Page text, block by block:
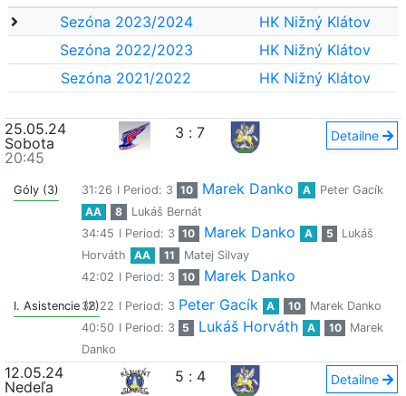
Sezóna 2023/2024
HK Nižný Klátov
Sezóna 2022/2023
HK Nižný Klátov
Sezóna 2021/2022
HK Nižný Klátov
25.05.24
Sobota
20:45
3 : 7 Detailne
Góly (3) 31:26 I Period: 3 10 Marek Danko A
Peter Gacík
AA
8
Lukáš Bernát
34:45 I Period: 3 10 Marek Danko A 5
Lukáš
Horváth
AA 11
Matej Silvay
42:02 I Period: 3 10 Marek Danko
I. Asistencie (2)38:22 I Period: 3 Peter Gacík A 10
Marek Danko
40:50 I Period: 3 5 Lukáš Horváth A 10
Marek
Danko
12.05.24
Nedeľa
5 : 4 Detailne